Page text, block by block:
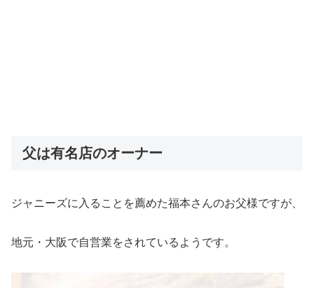
父は有名店のオーナー
ジャニーズに入ることを薦めた福本さんのお父様ですが、
地元・大阪で自営業をされているようです。